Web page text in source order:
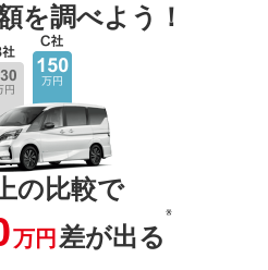
を調べよう！
の比較で
万円 差が出る
※